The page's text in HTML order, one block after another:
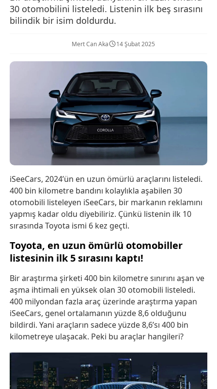
30 otomobilini listeledi. Listenin ilk beş sırasını
bilindik bir isim doldurdu.
Mert Can Aka 14 Şubat 2025
iSeeCars, 2024’ün en uzun ömürlü araçlarını listeledi.
400 bin kilometre bandını kolaylıkla aşabilen 30
otomobili listeleyen iSeeCars, bir markanın reklamını
yapmış kadar oldu diyebiliriz. Çünkü listenin ilk 10
sırasında Toyota ismi 6 kez geçti.
Toyota, en uzun ömürlü otomobiller
listesinin ilk 5 sırasını kaptı!
Bir araştırma şirketi 400 bin kilometre sınırını aşan ve
aşma ihtimali en yüksek olan 30 otomobili listeledi.
400 milyondan fazla araç üzerinde araştırma yapan
iSeeCars, genel ortalamanın yüzde 8,6 olduğunu
bildirdi. Yani araçların sadece yüzde 8,6’sı 400 bin
kilometreye ulaşacak. Peki bu araçlar hangileri?